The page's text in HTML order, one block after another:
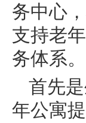
务中心
支持老
务体系。
首先
年公寓